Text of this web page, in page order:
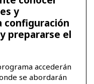
y
configuración
prepararse el
accederán
se abordarán